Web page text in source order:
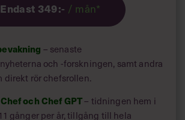
Logga in
Prenumerera
Endast 349:- / mån*
– senaste
och -forskningen, samt andra
direkt rör chefsrollen.
och Chef GPT– tidningen hem i
gånger per år, tillgång till hela